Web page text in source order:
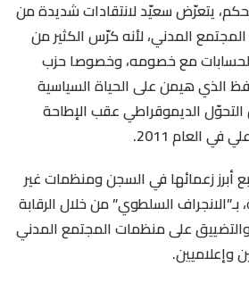
يتعرّض سعيّد لانتقادات شديدة من
المدني، لأنه كرّس الكثير من
مع خصومه، وخصوصا حزب
الذي هيمن على الحياة السياسية
الديموقراطي عقب الإطاحة
في العام 2011.
أبرز زعمائها في السجن ومنظمات غير
السلطوي” من خلال الرقابة
على منظمات المجتمع المدني
وإعلاميين.